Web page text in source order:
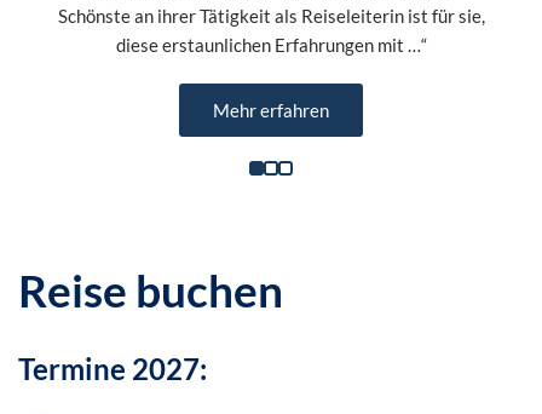
Schönste an ihrer Tätigkeit als Reiseleiterin ist für sie,
diese erstaunlichen Erfahrungen mit …“
Mehr erfahren
Reise buchen
Termine 2027: